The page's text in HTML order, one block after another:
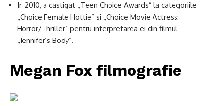
In 2010, a castigat „Teen Choice Awards” la categoriile
„Choice Female Hottie” si „Choice Movie Actress:
Horror/Thriller” pentru interpretarea ei din filmul
„Jennifer’s Body”.
Megan Fox filmografie